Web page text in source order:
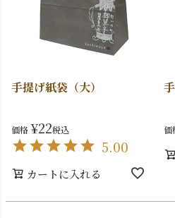
手提げ紙袋（大）
価格 ¥22税込
5.00
カートに入れる
価